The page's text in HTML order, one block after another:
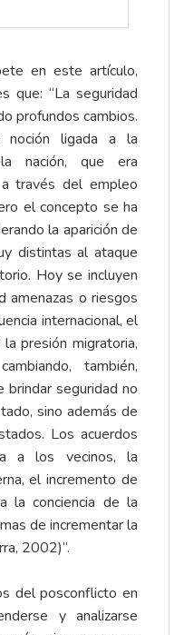
en este artículo,
que: “La seguridad
profundos cambios.
noción ligada a la
nación, que era
a través del empleo
el concepto se ha
la aparición de
distintas al ataque
Hoy se incluyen
amenazas o riesgos
internacional, el
presión migratoria,
también,
seguridad no
sino además de
Los acuerdos
a los vecinos, la
el incremento de
la conciencia de la
de incrementar la
2002)”.
del posconflicto en
y analizarse